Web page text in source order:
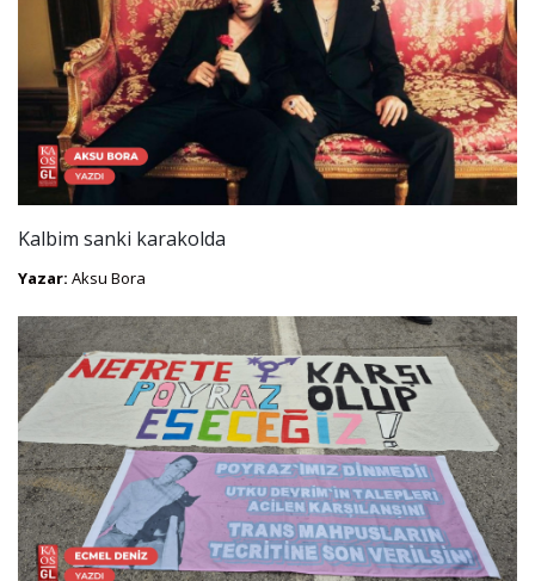
Kalbim sanki karakolda
Yazar: Aksu Bora